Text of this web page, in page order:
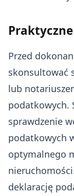
Przed
skonsultować
lub
podatkowych.
sprawdzenie
podatkowych
optymalnego
deklarację